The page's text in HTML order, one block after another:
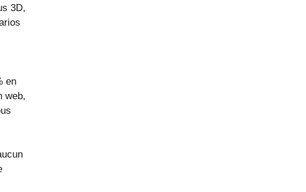
3D,
en
web,